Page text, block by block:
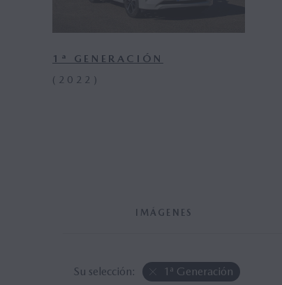
1ª GENERACIÓN
(2022)
IMÁGENES
Su selección: 1ª Generación